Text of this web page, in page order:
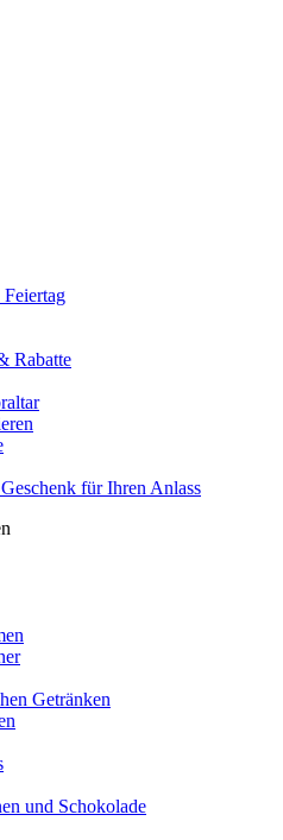
Rabatte
für Ihren Anlass
Getränken
und Schokolade